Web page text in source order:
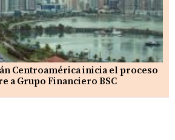
Centroamérica inicia el proceso
a Grupo Financiero BSC